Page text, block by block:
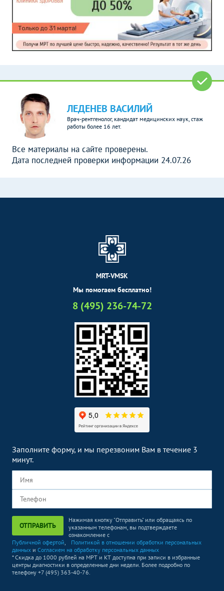
ЛЕДЕНЕВ ВАСИЛИЙ
Врач-рентгенолог, кандидат медицинских наук, стаж
работы более 16 лет.
Все материалы на сайте проверены.
Дата последней проверки информации 24.07.26
MRT-VMSK
Мы помогаем бесплатно!
8 (495) 236-74-72
Заполните форму, и мы перезвоним Вам в течение 3
минут.
ОТПРАВИТЬ
Нажимая кнопку "Отправить" или обращаясь по
указанным телефонам, вы подтверждаете
ознакомление с
Публичной офертой,
Политикой в отношении обработки персональных
данных и Согласием на обработку персональных данных
* Скидка до 1000 рублей на МРТ и КТ доступна при записи в избранные
центры диагностики в определенные дни недели. Более подробно по
телефону +7 (495) 363-40-76.